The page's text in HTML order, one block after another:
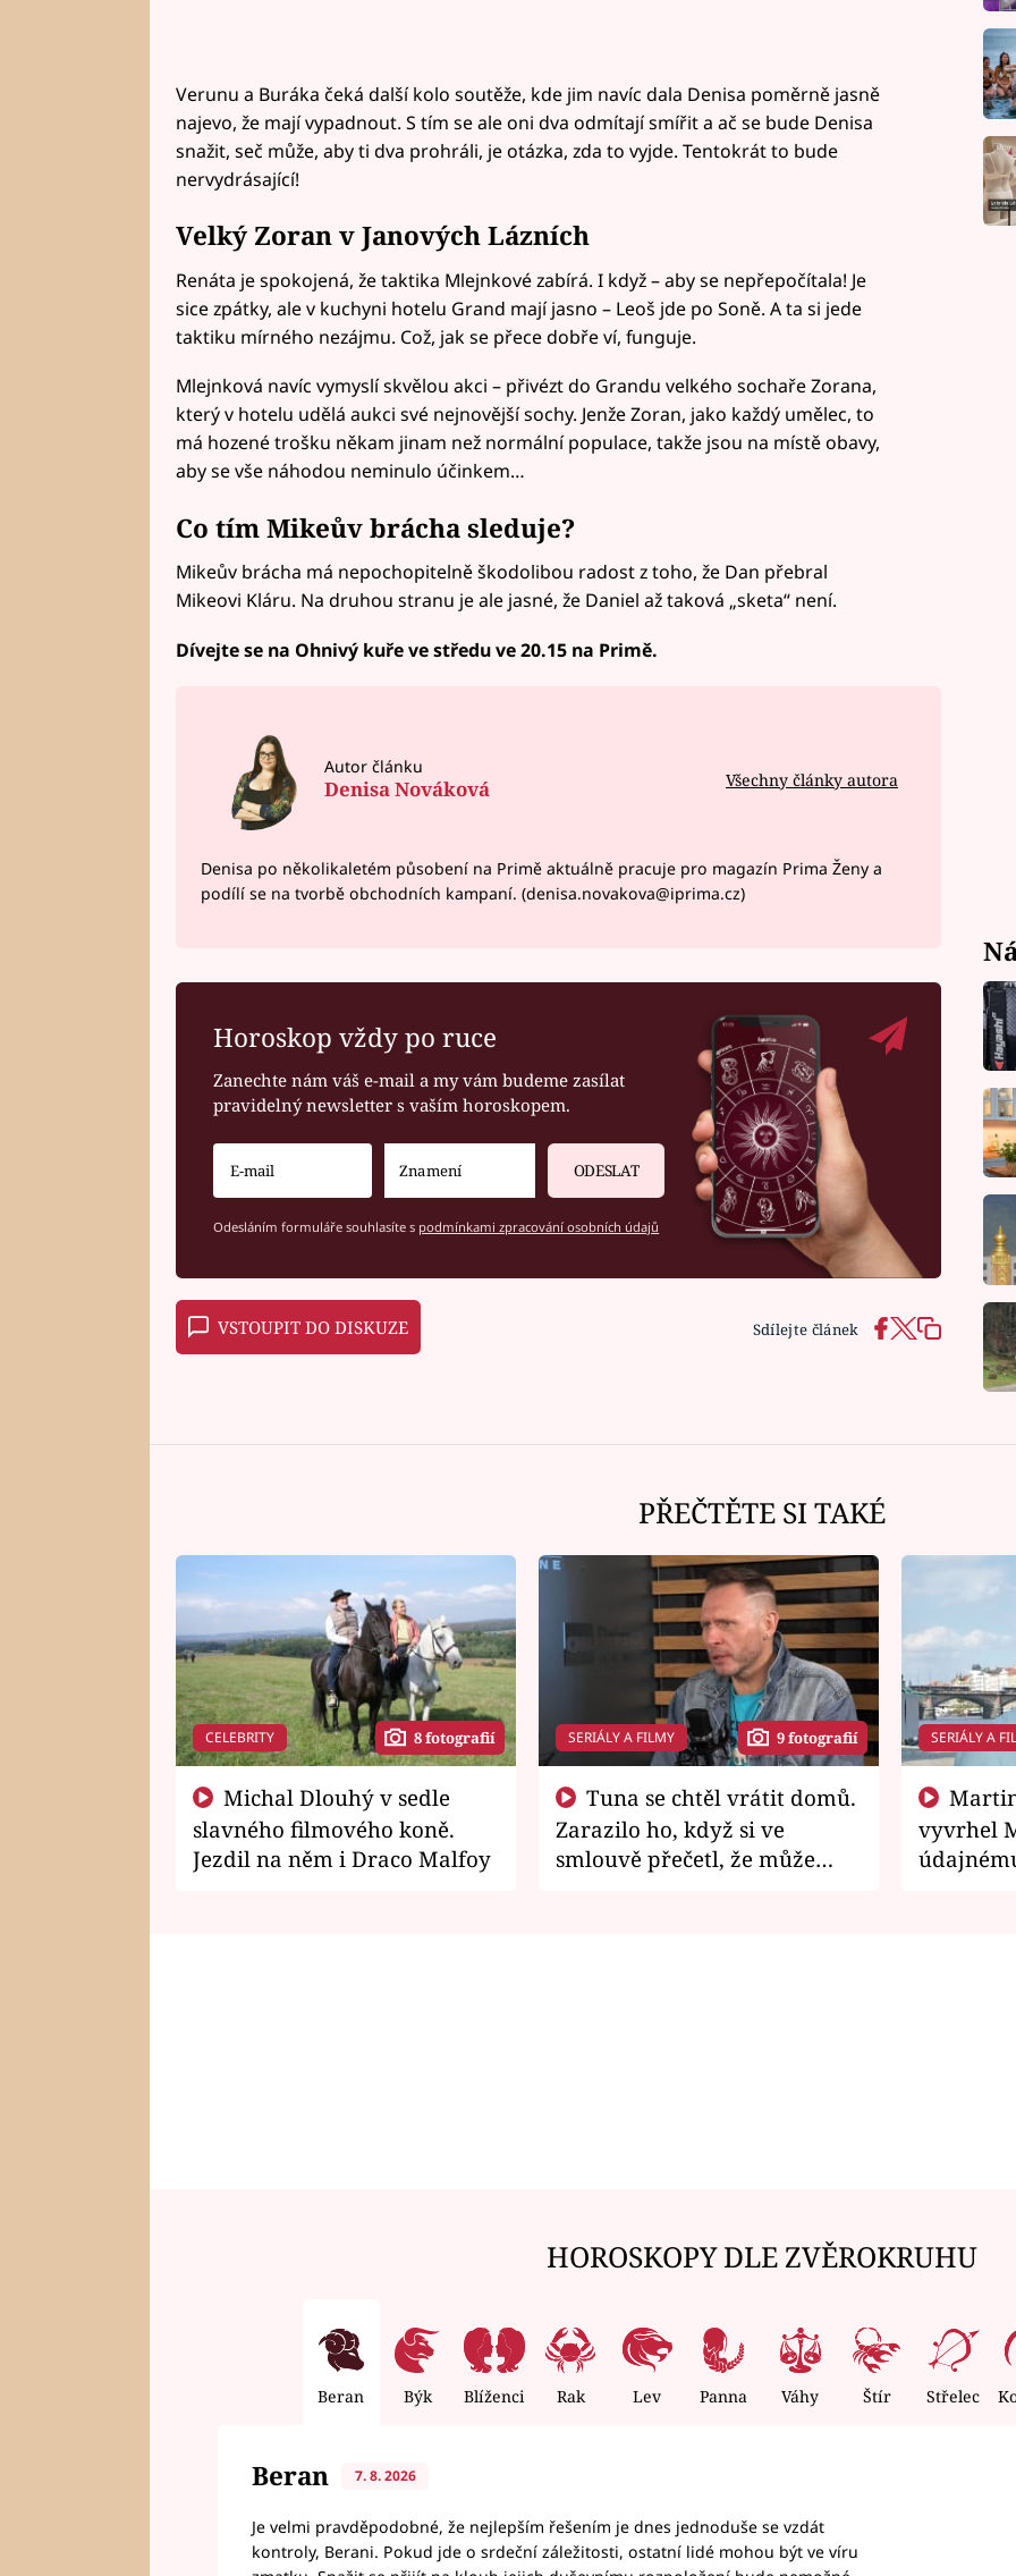
Verunu a Buráka čeká další kolo soutěže, kde jim navíc dala Denisa poměrně jasně
najevo, že mají vypadnout. S tím se ale oni dva odmítají smířit a ač se bude Denisa
snažit, seč může, aby ti dva prohráli, je otázka, zda to vyjde. Tentokrát to bude
nervydrásající!
Velký Zoran v Janových Lázních
Renáta je spokojená, že taktika Mlejnkové zabírá. I když – aby se nepřepočítala! Je
sice zpátky, ale v kuchyni hotelu Grand mají jasno – Leoš jde po Soně. A ta si jede
taktiku mírného nezájmu. Což, jak se přece dobře ví, funguje.
Mlejnková navíc vymyslí skvělou akci – přivézt do Grandu velkého sochaře Zorana,
který v hotelu udělá aukci své nejnovější sochy. Jenže Zoran, jako každý umělec, to
má hozené trošku někam jinam než normální populace, takže jsou na místě obavy,
aby se vše náhodou neminulo účinkem…
Co tím Mikeův brácha sleduje?
Mikeův brácha má nepochopitelně škodolibou radost z toho, že Dan přebral
Mikeovi Kláru. Na druhou stranu je ale jasné, že Daniel až taková „sketa“ není.
Dívejte se na Ohnivý kuře ve středu ve 20.15 na Primě.
Autor článku
Denisa Nováková Všechny články autora
Denisa po několikaletém působení na Primě aktuálně pracuje pro magazín Prima Ženy a
podílí se na tvorbě obchodních kampaní. (denisa.novakova@iprima.cz)
Horoskop vždy po ruce
Zanechte nám váš e-mail a my vám budeme zasílat
pravidelný newsletter s vaším horoskopem.
ODESLAT
Odesláním formuláře souhlasíte s podmínkami zpracování osobních údajů
VSTOUPIT DO DISKUZE Sdílejte článek
PŘEČTĚTE SI TAKÉ
CELEBRITY 8 fotografií
slavného filmového koně.
Jezdil na něm i Draco Malfoy
SERIÁLY A FILMY 9 fotografií
Zarazilo ho, když si ve
smlouvě přečetl, že může
SERIÁLY A
vyvrhel
HOROSKOPY DLE ZVĚROKRUHU
Beran Býk Blíženci Rak Lev Panna Váhy Štír Střelec
Beran 7. 8. 2026
Je velmi pravděpodobné, že nejlepším řešením je dnes jednoduše se vzdát
kontroly, Berani. Pokud jde o srdeční záležitosti, ostatní lidé mohou být ve víru